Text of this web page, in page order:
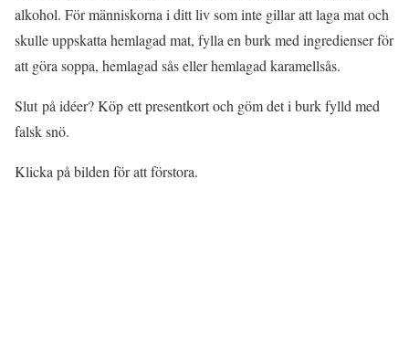
alkohol. För människorna i ditt liv som inte gillar att laga mat och
skulle uppskatta hemlagad mat, fylla en burk med ingredienser för
att göra soppa, hemlagad sås eller hemlagad karamellsås.
Slut på idéer? Köp ett presentkort och göm det i burk fylld med
falsk snö.
Klicka på bilden för att förstora.